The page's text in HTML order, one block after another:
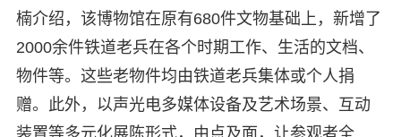
楠介绍，该博物馆在原有680件文物基础上，新增了
2000余件铁道老兵在各个时期工作、生活的文档、
物件等。这些老物件均由铁道老兵集体或个人捐
赠。此外，以声光电多媒体设备及艺术场景、互动
装置等多元化展陈形式，由点及面，让参观者全